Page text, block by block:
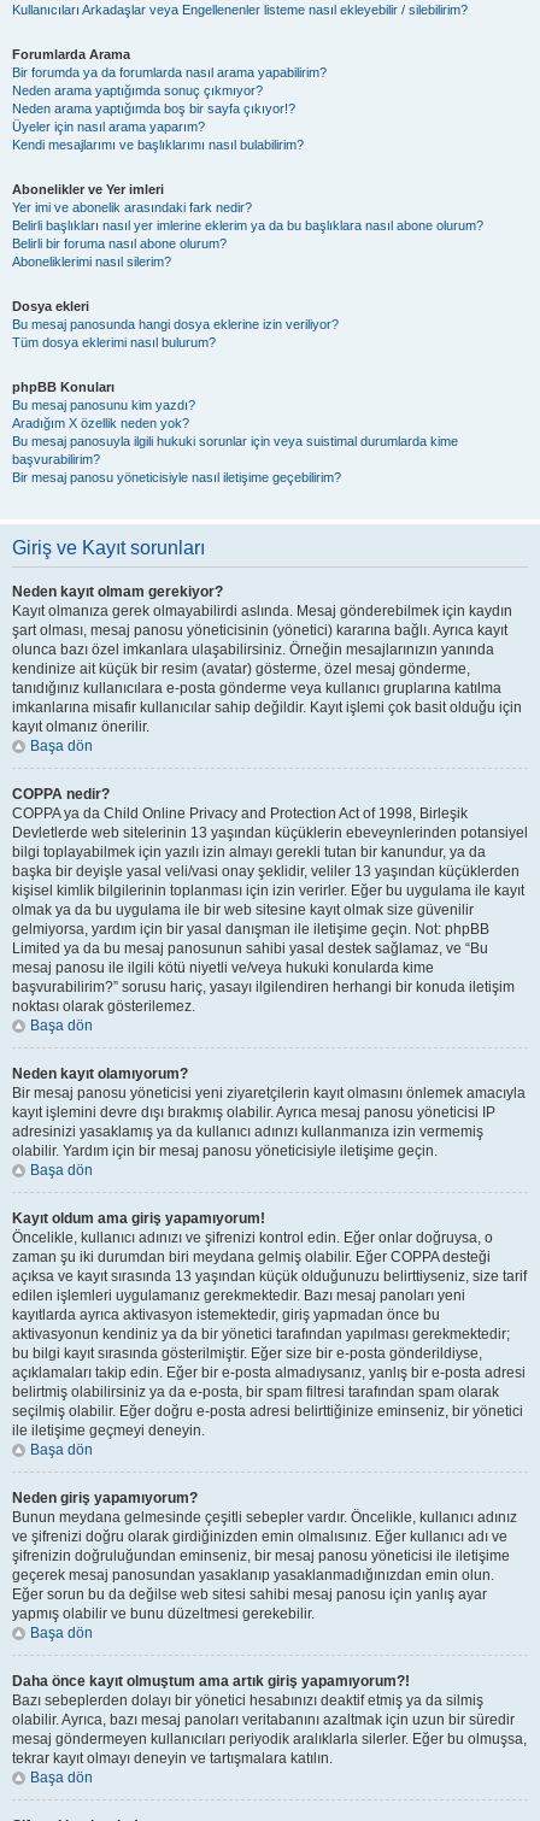
Kullanıcıları Arkadaşlar veya Engellenenler listeme nasıl ekleyebilir / silebilirim?
Forumlarda Arama
Bir forumda ya da forumlarda nasıl arama yapabilirim?
Neden arama yaptığımda sonuç çıkmıyor?
Neden arama yaptığımda boş bir sayfa çıkıyor!?
Üyeler için nasıl arama yaparım?
Kendi mesajlarımı ve başlıklarımı nasıl bulabilirim?
Abonelikler ve Yer imleri
Yer imi ve abonelik arasındaki fark nedir?
Belirli başlıkları nasıl yer imlerine eklerim ya da bu başlıklara nasıl abone olurum?
Belirli bir foruma nasıl abone olurum?
Aboneliklerimi nasıl silerim?
Dosya ekleri
Bu mesaj panosunda hangi dosya eklerine izin veriliyor?
Tüm dosya eklerimi nasıl bulurum?
phpBB Konuları
Bu mesaj panosunu kim yazdı?
Aradığım X özellik neden yok?
Bu mesaj panosuyla ilgili hukuki sorunlar için veya suistimal durumlarda kime
başvurabilirim?
Bir mesaj panosu yöneticisiyle nasıl iletişime geçebilirim?
Giriş ve Kayıt sorunları
Neden kayıt olmam gerekiyor?
Kayıt olmanıza gerek olmayabilirdi aslında. Mesaj gönderebilmek için kaydın
şart olması, mesaj panosu yöneticisinin (yönetici) kararına bağlı. Ayrıca kayıt
olunca bazı özel imkanlara ulaşabilirsiniz. Örneğin mesajlarınızın yanında
kendinize ait küçük bir resim (avatar) gösterme, özel mesaj gönderme,
tanıdığınız kullanıcılara e-posta gönderme veya kullanıcı gruplarına katılma
imkanlarına misafir kullanıcılar sahip değildir. Kayıt işlemi çok basit olduğu için
kayıt olmanız önerilir.
Başa dön
COPPA nedir?
COPPA ya da Child Online Privacy and Protection Act of 1998, Birleşik
Devletlerde web sitelerinin 13 yaşından küçüklerin ebeveynlerinden potansiyel
bilgi toplayabilmek için yazılı izin almayı gerekli tutan bir kanundur, ya da
başka bir deyişle yasal veli/vasi onay şeklidir, veliler 13 yaşından küçüklerden
kişisel kimlik bilgilerinin toplanması için izin verirler. Eğer bu uygulama ile kayıt
olmak ya da bu uygulama ile bir web sitesine kayıt olmak size güvenilir
gelmiyorsa, yardım için bir yasal danışman ile iletişime geçin. Not: phpBB
Limited ya da bu mesaj panosunun sahibi yasal destek sağlamaz, ve “Bu
mesaj panosu ile ilgili kötü niyetli ve/veya hukuki konularda kime
başvurabilirim?” sorusu hariç, yasayı ilgilendiren herhangi bir konuda iletişim
noktası olarak gösterilemez.
Başa dön
Neden kayıt olamıyorum?
Bir mesaj panosu yöneticisi yeni ziyaretçilerin kayıt olmasını önlemek amacıyla
kayıt işlemini devre dışı bırakmış olabilir. Ayrıca mesaj panosu yöneticisi IP
adresinizi yasaklamış ya da kullanıcı adınızı kullanmanıza izin vermemiş
olabilir. Yardım için bir mesaj panosu yöneticisiyle iletişime geçin.
Başa dön
Kayıt oldum ama giriş yapamıyorum!
Öncelikle, kullanıcı adınızı ve şifrenizi kontrol edin. Eğer onlar doğruysa, o
zaman şu iki durumdan biri meydana gelmiş olabilir. Eğer COPPA desteği
açıksa ve kayıt sırasında 13 yaşından küçük olduğunuzu belirttiyseniz, size tarif
edilen işlemleri uygulamanız gerekmektedir. Bazı mesaj panoları yeni
kayıtlarda ayrıca aktivasyon istemektedir, giriş yapmadan önce bu
aktivasyonun kendiniz ya da bir yönetici tarafından yapılması gerekmektedir;
bu bilgi kayıt sırasında gösterilmiştir. Eğer size bir e-posta gönderildiyse,
açıklamaları takip edin. Eğer bir e-posta almadıysanız, yanlış bir e-posta adresi
belirtmiş olabilirsiniz ya da e-posta, bir spam filtresi tarafından spam olarak
seçilmiş olabilir. Eğer doğru e-posta adresi belirttiğinize eminseniz, bir yönetici
ile iletişime geçmeyi deneyin.
Başa dön
Neden giriş yapamıyorum?
Bunun meydana gelmesinde çeşitli sebepler vardır. Öncelikle, kullanıcı adınız
ve şifrenizi doğru olarak girdiğinizden emin olmalısınız. Eğer kullanıcı adı ve
şifrenizin doğruluğundan eminseniz, bir mesaj panosu yöneticisi ile iletişime
geçerek mesaj panosundan yasaklanıp yasaklanmadığınızdan emin olun.
Eğer sorun bu da değilse web sitesi sahibi mesaj panosu için yanlış ayar
yapmış olabilir ve bunu düzeltmesi gerekebilir.
Başa dön
Daha önce kayıt olmuştum ama artık giriş yapamıyorum?!
Bazı sebeplerden dolayı bir yönetici hesabınızı deaktif etmiş ya da silmiş
olabilir. Ayrıca, bazı mesaj panoları veritabanını azaltmak için uzun bir süredir
mesaj göndermeyen kullanıcıları periyodik aralıklarla silerler. Eğer bu olmuşsa,
tekrar kayıt olmayı deneyin ve tartışmalara katılın.
Başa dön